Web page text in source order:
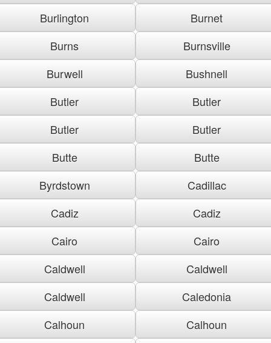
Burlington
Burnet
Burns
Burnsville
Burwell
Bushnell
Butler
Butler
Butler
Butler
Butte
Butte
Byrdstown
Cadillac
Cadiz
Cadiz
Cairo
Cairo
Caldwell
Caldwell
Caldwell
Caledonia
Calhoun
Calhoun